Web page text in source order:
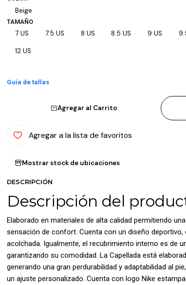
Beige
TAMAÑO
7 US 7.5 US 8 US 8.5 US 9 US
12 US
Guía de tallas
Agregar al Carrito
Agregar a la lista de favoritos
Mostrar stock de ubicaciones
DESCRIPCIÓN
Descripción del
Elaborado en materiales de alta calidad permitiendo
sensación de confort. Cuenta con un diseño deportivo,
acolchada. Igualmente, el recubrimiento interno es de
garantizando su comodidad. La Capellada está
generando una gran perdurabilidad y adaptabilidad al
un ajuste personalizado. Cuenta con logo Nike